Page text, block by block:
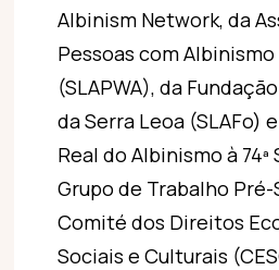
Albinism Network, da
Pessoas com
(SLAPWA), da
da Serra Leoa (SLAFo)
Real do Albinismo à 74ª
Grupo de Trabalho
Comité dos Direitos
Sociais e Culturais